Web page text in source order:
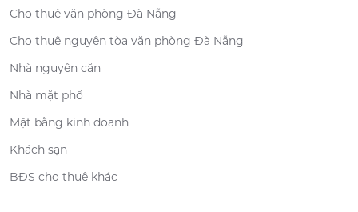
Cho thuê văn phòng Đà Nẵng
Cho thuê nguyên tòa văn phòng Đà Nẵng
Nhà nguyên căn
Nhà mặt phố
Mặt bằng kinh doanh
Khách sạn
BĐS cho thuê khác